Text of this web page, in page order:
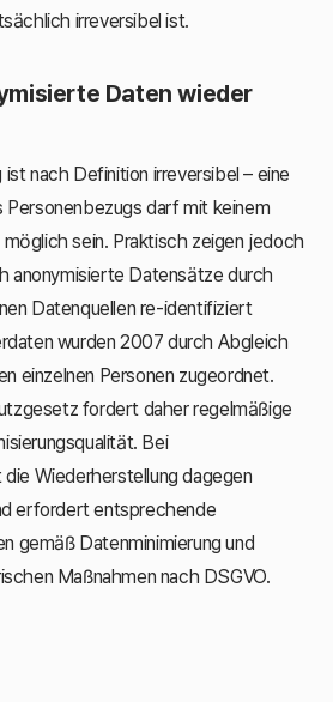
irreversibel ist.
Daten wieder
nach Definition irreversibel – eine
Personenbezugs darf mit keinem
sein. Praktisch zeigen jedoch
anonymisierte Datensätze durch
Datenquellen re-identifiziert
wurden 2007 durch Abgleich
einzelnen Personen zugeordnet.
fordert daher regelmäßige
Bei
die Wiederherstellung dagegen
erfordert entsprechende
gemäß Datenminimierung und
Maßnahmen nach DSGVO.